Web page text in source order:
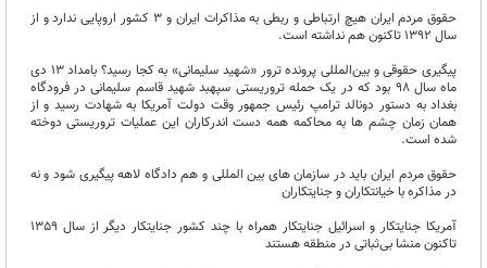
حقوق مردم ایران هیچ ارتباطی و ربطی به مذاکرات ایران و 3 کشور اروپایی ندارد و از
سال 1392 تاکنون هم نداشته است.
پیگیری حقوقی و بین‌المللی پرونده ترور «شهید سلیمانی» به کجا رسید؟ بامداد ۱۳ دی
ماه سال ۹۸ بود که در یک حمله تروریستی سپهبد شهید قاسم سلیمانی در فرودگاه
بغداد به دستور دونالد ترامپ رئیس جمهور وقت دولت آمریکا به شهادت رسید و از
همان زمان چشم ها به محاکمه همه دست اندرکاران این عملیات تروریستی دوخته
شده است.
حقوق مردم ایران باید در سازمان های بین المللی و هم دادگاه لاهه پیگیری شود و نه
در مذاکره با خیانتکاران و جنایتکاران
آمریکا جنایتکار و اسرائیل جنایتکار همراه با چند کشور جنایتکار دیگر از سال 1359
تاکنون منشا بی‌ثباتی در منطقه هستند